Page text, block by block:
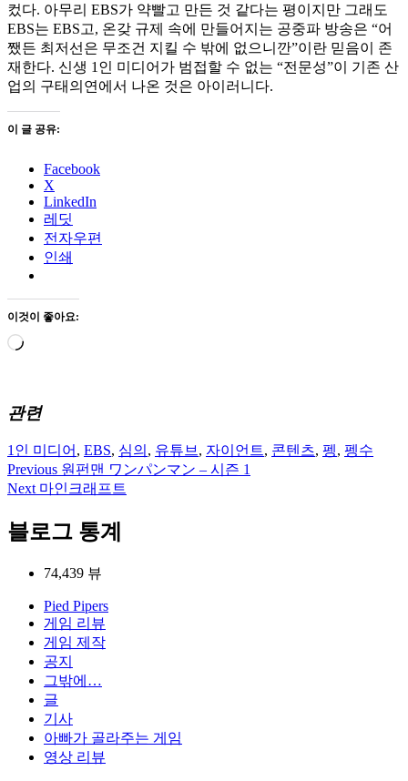
컸다. 아무리 EBS가 약빨고 만든 것 같다는 평이지만 그래도
EBS는 EBS고, 온갖 규제 속에 만들어지는 공중파 방송은 “어
쨌든 최저선은 무조건 지킬 수 밖에 없으니깐”이란 믿음이 존
재한다. 신생 1인 미디어가 범접할 수 없는 “전문성”이 기존 산
업의 구태의연에서 나온 것은 아이러니다.
이 글 공유:
Facebook
X
LinkedIn
레딧
전자우편
인쇄
이것이 좋아요:
로
관련
1인 미디어 , EBS, 심의 , 유튜브 , 자이언트, 콘텐츠, 펭, 펭수
글
색
Previous 원펀맨 ワンパンマン – 시즌 1
Next 마인크래프트
블로그 통계
74,439 뷰
Pied Pipers
게임 리뷰
게임 제작
공지
그밖에…
글
기사
아빠가 골라주는 게임
영상 리뷰